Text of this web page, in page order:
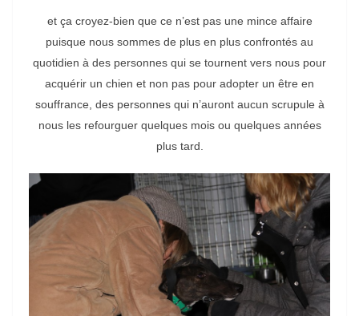
et ça croyez-bien que ce n’est pas une mince affaire
puisque nous sommes de plus en plus confrontés au
quotidien à des personnes qui se tournent vers nous pour
acquérir un chien et non pas pour adopter un être en
souffrance, des personnes qui n’auront aucun scrupule à
nous les refourguer quelques mois ou quelques années
plus tard.